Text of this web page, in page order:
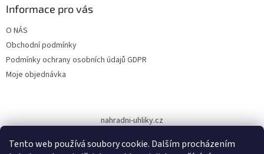
Tento web používá soubory cookie. Dalším procházením
Informace pro vás
O NÁS
Obchodní podmínky
Podmínky ochrany osobních údajů GDPR
Moje objednávka
nahradni-uhliky.cz